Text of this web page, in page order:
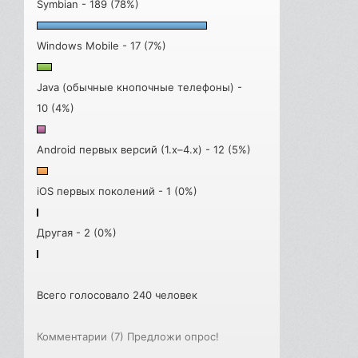
Symbian - 189 (78%)
Windows Mobile - 17 (7%)
Java (обычные кнопочные телефоны) -
10 (4%)
Android первых версий (1.x–4.x) - 12 (5%)
iOS первых поколений - 1 (0%)
Другая - 2 (0%)
Всего голосовало 240 человек
Комментарии (7) Предложи опрос!